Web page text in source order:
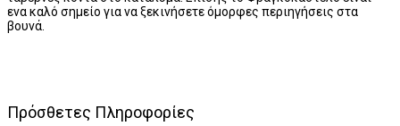
ενα καλό σημείο για να ξεκινήσετε όμορφες περιηγήσεις στα
βουνά.
Πρόσθετες Πληροφορίες